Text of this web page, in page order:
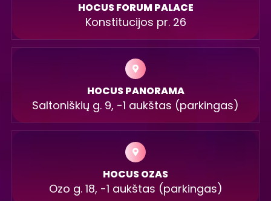
HOCUS FORUM PALACE
Konstitucijos pr. 26
HOCUS PANORAMA
Saltoniškių g. 9, -1 aukštas (parkingas)
HOCUS OZAS
Ozo g. 18, -1 aukštas (parkingas)